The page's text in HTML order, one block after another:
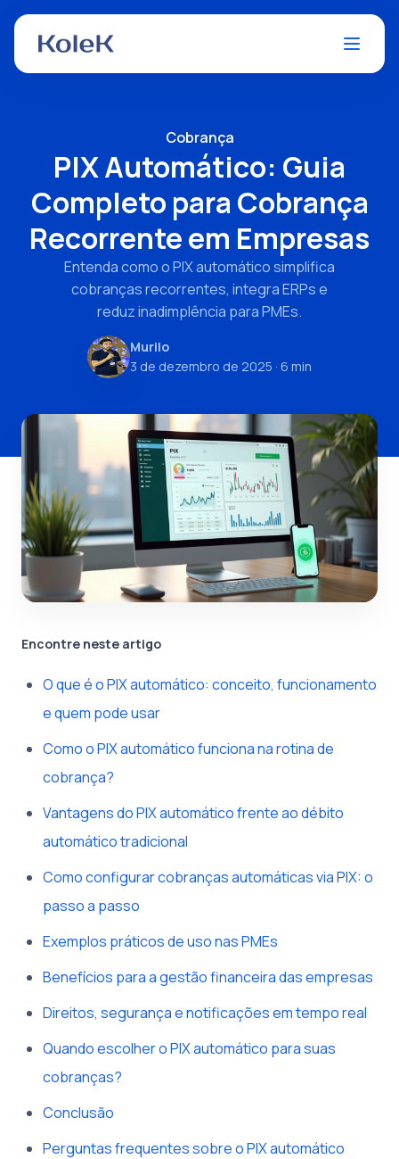
Cobrança
PIX Automático: Guia
Completo para Cobrança
Recorrente em Empresas
Entenda como o PIX automático simplifica
cobranças recorrentes, integra ERPs e
reduz inadimplência para PMEs.
Murilo
3 de dezembro de 2025 · 6 min
Encontre neste artigo
O que é o PIX automático: conceito, funcionamento
e quem pode usar
Como o PIX automático funciona na rotina de
cobrança?
Vantagens do PIX automático frente ao débito
automático tradicional
Como configurar cobranças automáticas via PIX: o
passo a passo
Exemplos práticos de uso nas PMEs
Benefícios para a gestão financeira das empresas
Direitos, segurança e notificações em tempo real
Quando escolher o PIX automático para suas
cobranças?
Conclusão
Perguntas frequentes sobre o PIX automático